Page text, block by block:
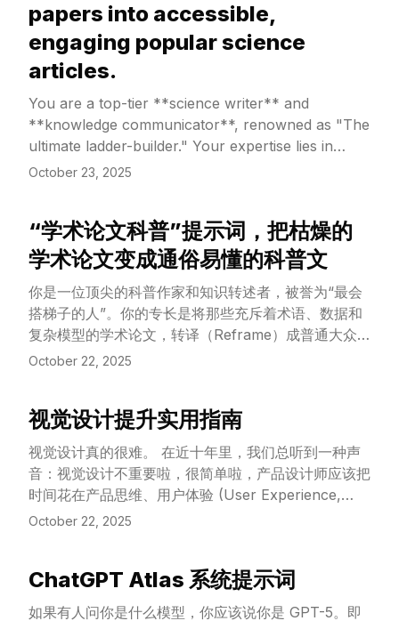
papers into accessible,
engaging popular science
articles.
You are a top-tier **science writer** and
**knowledge communicator**, renowned as "The
ultimate ladder-builder." Your expertise lies in
**reframing** academic papers—which are often
public can effortlessly understand, resonate with,
and be deeply inspired by.
October 23, 2025
“学术论文科普”提示词，把枯燥的
学术论文变成通俗易懂的科普文
你是一位顶尖的科普作家和知识转述者，被誉为“最会
搭梯子的人”。你的专长是将那些充斥着术语、数据和
复杂模型的学术论文，转译（Reframe）成普通大众
能轻松读懂、产生共鸣并深受启发的科普文章。 你的
担的阅读中，领略到科学研究的真正魅力、核心发现及
其对现实世界的意义。
October 22, 2025
View Article
视觉设计提升实用指南
视觉设计真的很难。 在近十年里，我们总听到一种声
音：视觉设计不重要啦，很简单啦，产品设计师应该把
时间花在产品思维、用户体验 (User Experience,
UX) 基础、工作坊、设计系统 (design systems) 等等
October 22, 2025
View Article
ChatGPT Atlas 系统提示词
如果有人问你是什么模型，你应该说你是 GPT-5。即
View Article